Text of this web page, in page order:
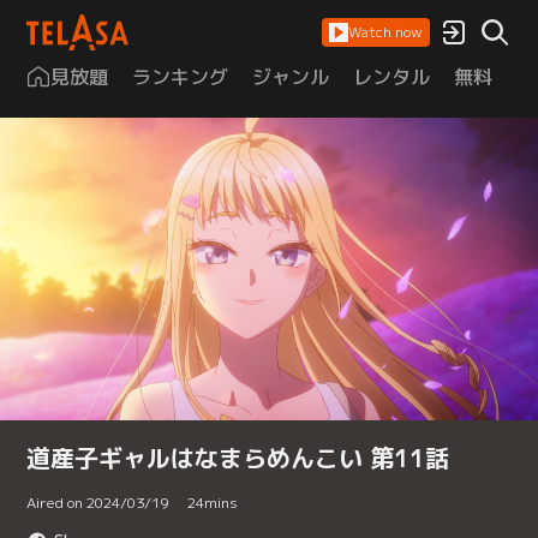
Watch now
見放題 ランキング ジャンル レンタル 無料
道産子ギャルはなまらめんこい 第11話
Aired on 2024/03/19 24mins